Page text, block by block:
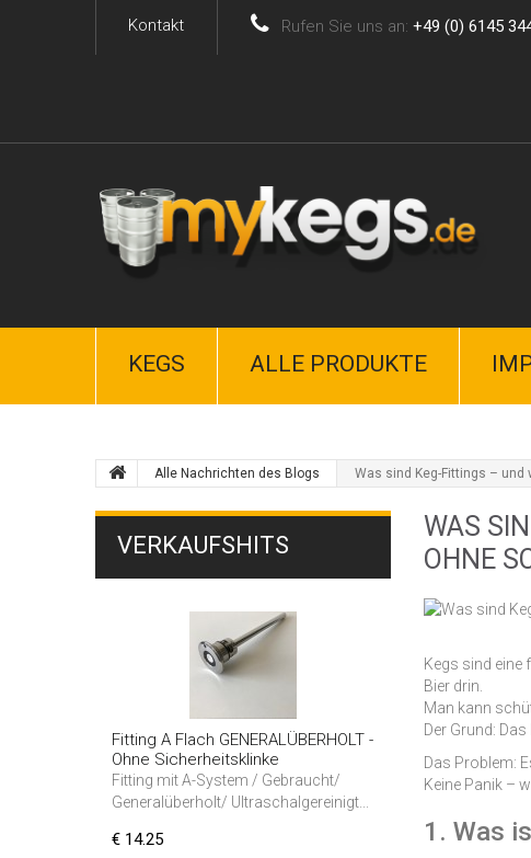
Kontakt Rufen Sie uns an: +49 (0) 6145
KEGS ALLE PRODUKTE
Alle Nachrichten des Blogs Was sind Keg-Fittings –
VERKAUFSHITS
Fitting A Flach GENERALÜBERHOLT -
Ohne Sicherheitsklinke
Fitting mit A-System / Gebraucht/
Generalüberholt/ Ultraschalgereinigt...
€ 14.25
WAS
OHNE
Kegs sind eine
Bier drin.
Man kann
Der Grund:
Das Problem:
Keine Panik –
1. Was